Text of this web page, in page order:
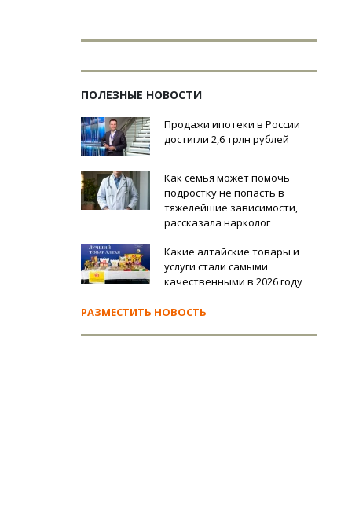
ПОЛЕЗНЫЕ НОВОСТИ
Продажи ипотеки в России
достигли 2,6 трлн рублей
Как семья может помочь
подростку не попасть в
тяжелейшие зависимости,
рассказала нарколог
Какие алтайские товары и
услуги стали самыми
качественными в 2026 году
РАЗМЕСТИТЬ НОВОСТЬ